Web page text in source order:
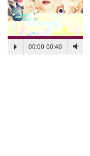
00:00 00:40